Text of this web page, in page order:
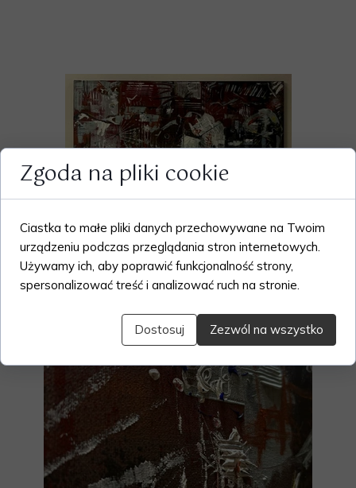
Zgoda na pliki cookie
Ciastka to małe pliki danych przechowywane na Twoim
urządzeniu podczas przeglądania stron internetowych.
Używamy ich, aby poprawić funkcjonalność strony,
spersonalizować treść i analizować ruch na stronie.
Dostosuj Zezwól na wszystko